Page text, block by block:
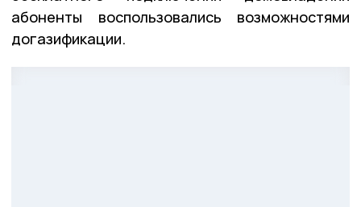
абоненты воспользовались возможностями
догазификации.